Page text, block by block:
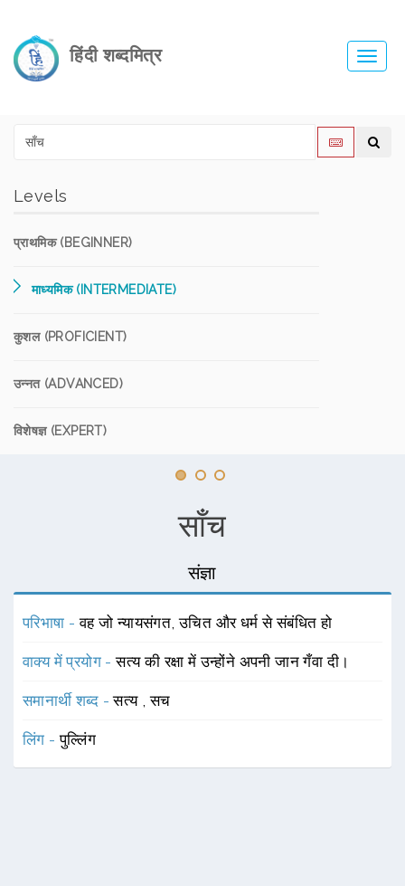
हिंदी शब्दमित्र
Levels
प्राथमिक (BEGINNER)
माध्यमिक (INTERMEDIATE)
कुशल (PROFICIENT)
उन्नत (ADVANCED)
विशेषज्ञ (EXPERT)
साँच
संज्ञा
परिभाषा -वह जो न्यायसंगत, उचित और धर्म से संबंधित हो
वाक्य में प्रयोग -सत्य की रक्षा में उन्होंने अपनी जान गँवा दी।
समानार्थी शब्द -सत्य ,सच
लिंग -पुल्लिंग